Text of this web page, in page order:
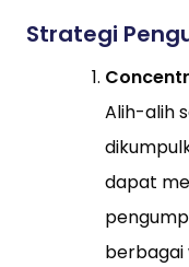
Strategi
Alih-alih
dapat
berbagai